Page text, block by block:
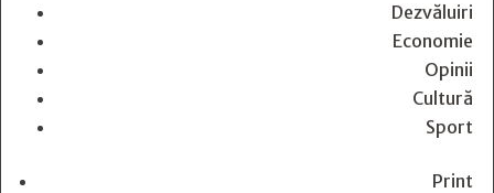
Dezvăluiri
Economie
Opinii
Cultură
Sport
Print